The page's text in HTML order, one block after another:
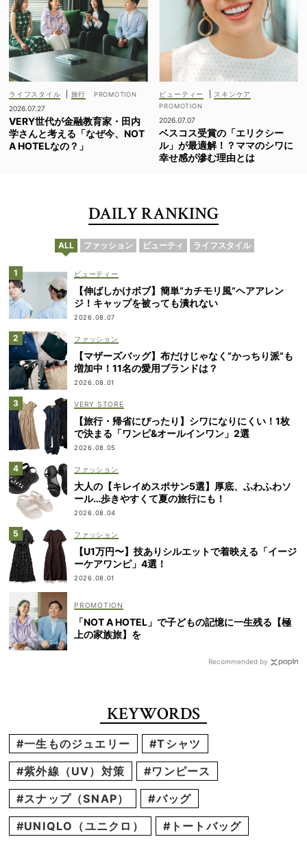
ライフスタイル
旅行
2026.07.27
VERY世代が金融教育家・田内
学さんと考える「なぜ今、NOT
A HOTELなの？」
ビューティー スキンケア
2026.07.07
ベスコス受賞の「エリクシー
ル」が最適解！？ママのシワに
幸せ感が滲む理由とは
DAILY RANKING
ALL ファッション ビューティ ライフスタイル
ビューティー
【伸ばしかけボブ】簡単“カチモリ風”ヘアアレン
ジ！キャップを被っても潰れない
2026.08.07
ファッション
【マザーズバッグ】布だけじゃなく“かっちり派”も
増加中！11名の愛用ブランドは？
2026.08.01
VERY STORE
【旅行・帰省にぴったり】シワになりにくい！1枚
で決まる「ワンピ&オールインワン」2選
2026.08.05
ファッション
大人の【キレイめスポサン5選】厚底、ふわふわソ
ール…歩きやすくて夏の旅行にも！
2026.08.04
ファッション
【U1万円〜】技ありシルエットで着映える「イージ
ーケアワンピ」4選！
2026.08.01
「NOT A HOTEL」で子どもの記憶に一生残る【極
上の家族旅】を
Recommended by
KEYWORDS
#一生ものジュエリー
#Tシャツ
#紫外線（UV）対策
#ワンピース
#スナップ（SNAP）
#バッグ
#UNIQLO（ユニクロ）
#トートバッグ